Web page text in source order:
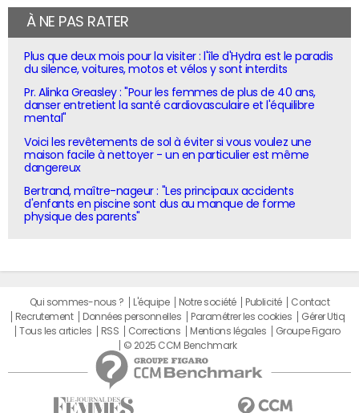
À NE PAS RATER
Plus que deux mois pour la visiter : l'île d'Hydra est le paradis
du silence, voitures, motos et vélos y sont interdits
Pr. Alinka Greasley : "Pour les femmes de plus de 40 ans,
danser entretient la santé cardiovasculaire et l'équilibre
mental"
Voici les revêtements de sol à éviter si vous voulez une
maison facile à nettoyer - un en particulier est même
dangereux
Bertrand, maître-nageur : "Les principaux accidents
d'enfants en piscine sont dus au manque de forme
physique des parents"
Qui sommes-nous ? L'équipe Notre société Publicité
Contact
Recrutement
Données personnelles Paramétrer les cookies
Gérer Utiq
Tous les articles
RSS Corrections Mentions légales
Groupe Figaro
© 2025 CCM Benchmark